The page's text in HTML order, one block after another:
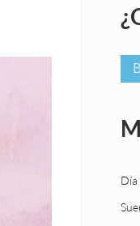
Día